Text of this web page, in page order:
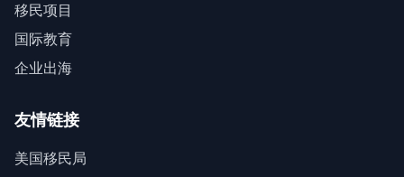
移民项目
国际教育
企业出海
友情链接
美国移民局